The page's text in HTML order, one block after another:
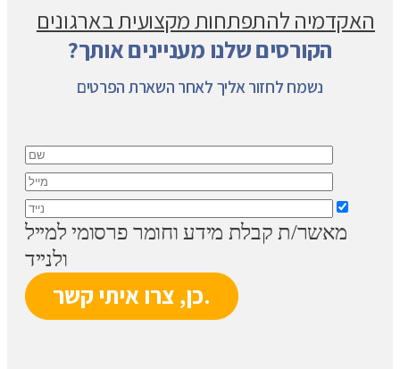
האקדמיה להתפתחות מקצועית בארגונים
הקורסים שלנו מעניינים אותך?
נשמח לחזור אליך לאחר השארת הפרטים
מאשר/ת קבלת מידע וחומר פרסומי למייל
ולנייד